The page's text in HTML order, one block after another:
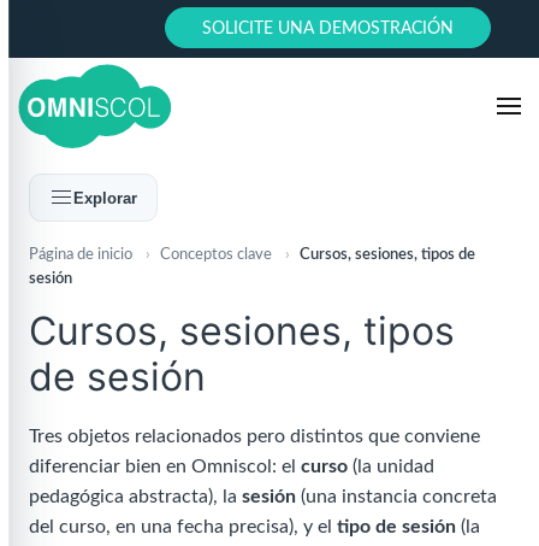
SOLICITE UNA DEMOSTRACIÓN
Explorar
Página de inicio › Conceptos clave ›
Cursos, sesiones, tipos de
sesión
Cursos, sesiones, tipos
de sesión
Tres objetos relacionados pero distintos que conviene
diferenciar bien en Omniscol: el curso (la unidad
pedagógica abstracta), la sesión (una instancia concreta
del curso, en una fecha precisa), y el tipo de sesión (la